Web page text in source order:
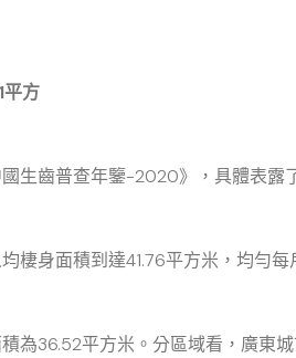
方
齒普查年鑒-2020》，具體表露
身面積到達41.76平方米，均勻每戶
36.52平方米。分區域看，廣東城